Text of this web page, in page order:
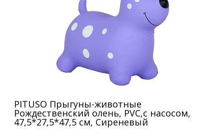
PITUSO Прыгуны-животные
Рождественский олень, PVC,с насосом,
47,5*27,5*47,5 см, Сиреневый